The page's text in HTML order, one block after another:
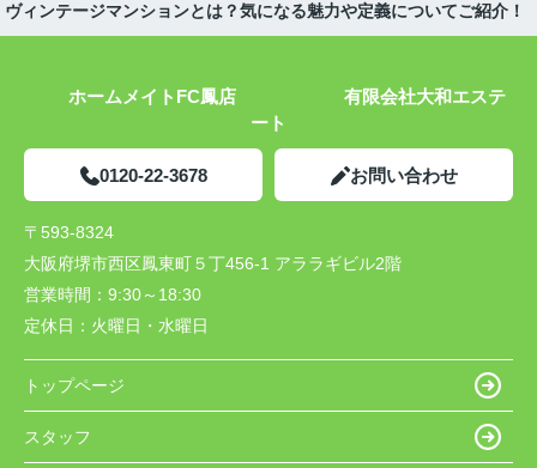
ヴィンテージマンションとは？気になる魅力や定義についてご紹介！
ホームメイトFC鳳店 有限会社大和エステ
ート
0120-22-3678 お問い合わせ
〒593-8324
大阪府堺市西区鳳東町５丁456-1 アララギビル2階
営業時間： 9:30～18:30
定休日： 火曜日・水曜日
トップページ
スタッフ